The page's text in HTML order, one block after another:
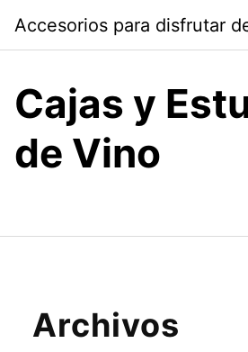
contenido
Accesorios para disfrutar
Cajas y
de Vino
Archivos